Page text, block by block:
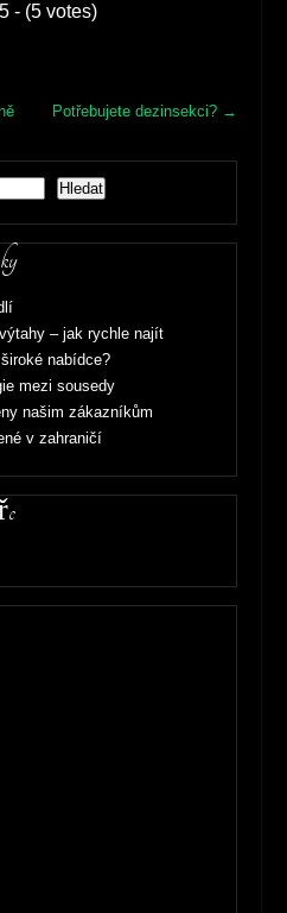
- (5 votes)
Potřebujete dezinsekci? →
Hledat
– jak rychle najít
nabídce?
mezi sousedy
našim zákazníkům
v zahraničí